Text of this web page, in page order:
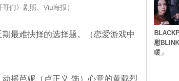
们》剧照、Viu海报）
最难抉择的选择题。（恋爱游戏中
摇芭妮（卢正义 饰）心意的黄载烈
慰
暖」